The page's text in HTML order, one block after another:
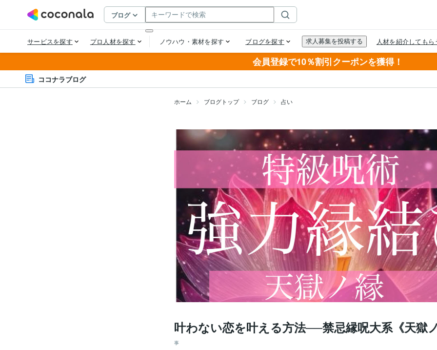
会員登録で10％割引クーポンを獲得！
ココナラブログ
ホーム ブログトップ ブログ 占い
叶わない恋を叶える方法──禁忌縁呪大系《天獄
事